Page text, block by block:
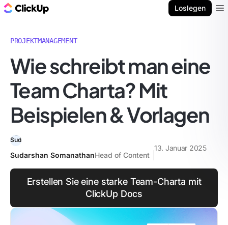
Loslegen
PROJEKTMANAGEMENT
Wie schreibt man eine
Team Charta? Mit
Beispielen & Vorlagen
Sudarshan SomanathanHead of Content
13. Januar 2025
Erstellen Sie eine starke Team-Charta mit
ClickUp Docs